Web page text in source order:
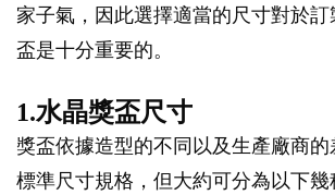
家子氣，因此選擇適當的尺寸對於
盃是十分重要的。
1.水晶獎盃尺寸
獎盃依據造型的不同以及生產廠商
標準尺寸規格，但大約可分為以下幾